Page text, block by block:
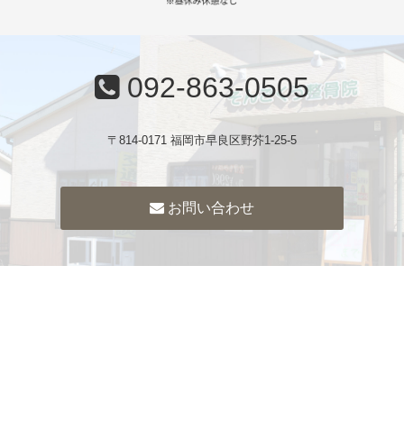
092-863-0505
〒814-0171 福岡市早良区野芥1-25-5
お問い合わせ